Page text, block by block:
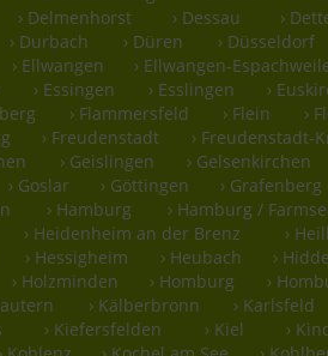
› Delmenhorst › Dessau ›
› Durbach › Düren › Düsseldorf
› Ellwangen › Ellwangen-
› Essingen › Esslingen ›
› Flammersfeld › Flein ›
› Freudenstadt › Freudenstadt-
› Geislingen › Gelsenkirchen
› Goslar › Göttingen › Grafenberg
› Hamburg › Hamburg /
› Heidenheim an der Brenz ›
› Hessigheim › Heubach ›
› Holzminden › Homburg ›
› Kälberbronn › Karlsfeld
› Kiefersfelden › Kiel ›